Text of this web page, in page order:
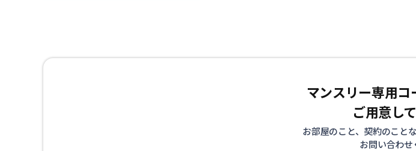
マンスリー専用
ご用意し
お部屋のこと、契約のこと
お問い合わせ